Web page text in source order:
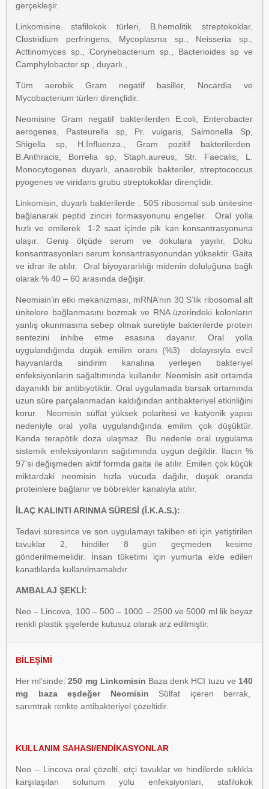
gerçekleşir.
Linkomisine stafilokok türleri, B.hemolitik streptokoklar,
Clostridium perfringens, Mycoplasma sp., Neisseria sp.,
Acttinomyces sp., Corynebacterium sp., Bacterioides sp ve
Camphylobacter sp., duyarlı.,
Tüm aerobik Gram negatif basiller, Nocardia ve
Mycobacterium türleri dirençlidir.
Neomisine Gram negatif bakterilerden E.coli, Enterobacter
aerogenes, Pasteurella sp, Pr. vulgaris, Salmonella Sp,
Shigella sp, H.İnfluenza., Gram pozitif bakterilerden
B.Anthracis, Borrelia sp, Staph.aureus, Str. Faecalis, L.
Monocytogenes duyarlı, anaerobik bakteriler, streptococcus
pyogenes ve viridans grubu streptokoklar dirençlidir.
Linkomisin, duyarlı bakterilerde . 50S ribosomal sub ünitesine
bağlanarak peptid zinciri formasyonunu engeller. Oral yolla
hızlı ve emilerek 1-2 saat içinde pik kan konsantrasyonuna
ulaşır. Geniş ölçüde serum ve dokulara yayılır. Doku
konsantrasyonları serum konsantrasyonundan yüksektir. Gaita
ve idrar ile atılır. Oral biyoyararlılığı midenin doluluğuna bağlı
olarak % 40 – 60 arasında değişir.
Neomisin’in etki mekanizması, mRNA’nın 30 S’lik ribosomal alt
ünitelere bağlanmasını bozmak ve RNA üzerindeki kolonların
yanlış okunmasına sebep olmak suretiyle bakterilerde protein
sentezini inhibe etme esasına dayanır. Oral yolla
uygulandığında düşük emilim oranı (%3) dolayısıyla evcil
hayvanlarda sindirim kanalına yerleşen bakteriyel
enfeksiyonların sağaltımında kullanılır. Neomisin asit ortamda
dayanıklı bir antibiyotiktir. Oral uygulamada barsak ortamında
uzun süre parçalanmadan kaldığından antibakteriyel etkinliğini
korur. Neomisin sülfat yüksek polaritesi ve katyonik yapısı
nedeniyle oral yolla uygulandığında emilim çok düşüktür.
Kanda terapötik doza ulaşmaz. Bu nedenle oral uygulama
sistemik enfeksiyonların sağıtımında uygun değildir. İlacın %
97’si değişmeden aktif formda gaita ile atılır. Emilen çok küçük
miktardaki neomisin hızla vücuda dağılır, düşük oranda
proteinlere bağlanır ve böbrekler kanalıyla atılır.
İLAÇ KALINTI ARINMA SÜRESİ (İ.K.A.S.):
Tedavi süresince ve son uygulamayı takiben eti için yetiştirilen
tavuklar 2, hindiler 8 gün geçmeden kesime
gönderilmemelidir. İnsan tüketimi için yumurta elde edilen
kanatlılarda kullanılmamalıdır.
AMBALAJ ŞEKLİ:
Neo – Lincova, 100 – 500 – 1000 – 2500 ve 5000 ml lik beyaz
renkli plastik şişelerde kutusuz olarak arz edilmiştir.
BİLEŞİMİ
Her ml’sinde:250 mg Linkomisin Baza denk HCI tuzu ve 140
mg baza eşdeğer Neomisin Sülfat içeren berrak,
sarımtrak renkte antibakteriyel çözeltidir.
KULLANIM SAHASI/ENDİKASYONLAR
Neo – Lincova oral çözelti, etçi tavuklar ve hindilerde sıklıkla
karşılaşılan solunum yolu enfeksiyonları, stafilokok